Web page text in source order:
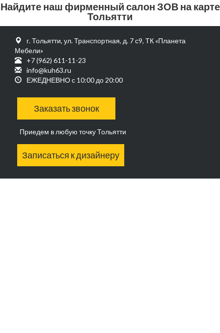
Найдите наш фирменный салон ЗОВ на карте
Тольятти
г. Тольятти, ул. Транспортная, д. 7 с9, ТК «Планета
Мебели»
+7 (962) 611-11-23
info@kuh63.ru
ЕЖЕДНЕВНО с 10:00 до 20:00
Заказать звонок
Приедем в любую точку Тольятти
Записаться к дизайнеру